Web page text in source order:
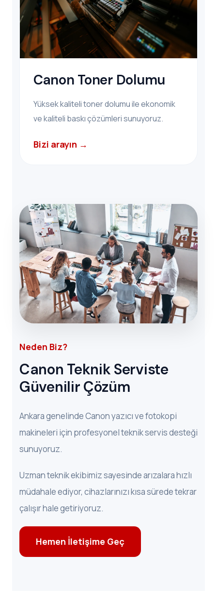
Canon Toner Dolumu
Yüksek kaliteli toner dolumu ile ekonomik
ve kaliteli baskı çözümleri sunuyoruz.
Bizi arayın →
Neden Biz?
Canon Teknik Serviste
Güvenilir Çözüm
Ankara genelinde Canon yazıcı ve fotokopi
makineleri için profesyonel teknik servis desteği
sunuyoruz.
Uzman teknik ekibimiz sayesinde arızalara hızlı
müdahale ediyor, cihazlarınızı kısa sürede tekrar
çalışır hale getiriyoruz.
Hemen İletişime Geç